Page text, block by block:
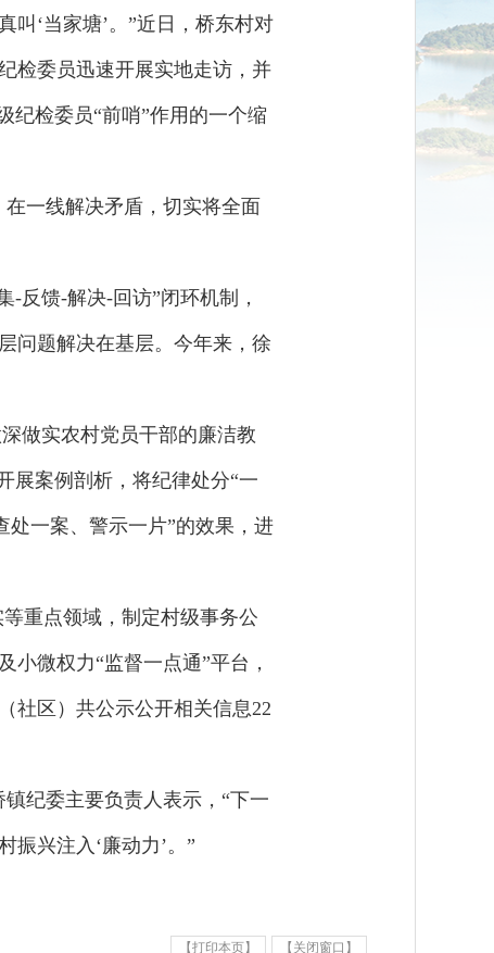
叫‘当家塘’。”近日，桥东村对
检委员迅速开展实地走访，并
纪检委员“前哨”作用的一个缩
一线解决矛盾，切实将全面
反馈-解决-回访”闭环机制，
问题解决在基层。今年来，徐
做实农村党员干部的廉洁教
展案例剖析，将纪律处分“一
处一案、警示一片”的效果，进
重点领域，制定村级事务公
微权力“监督一点通”平台，
社区）共公示公开相关信息22
纪委主要负责人表示，“下一
振兴注入‘廉动力’。”
【打印本页】 【关闭窗口】